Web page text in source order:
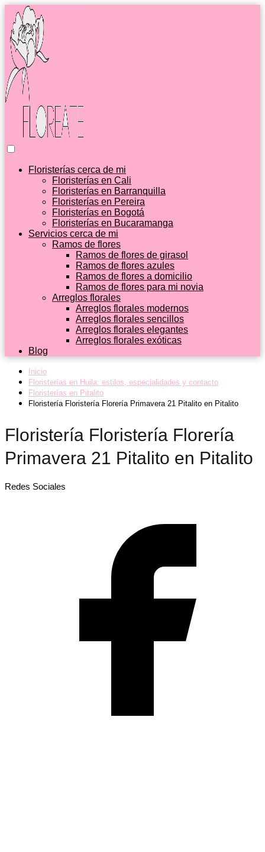
Floristerías cerca de mi
Floristerías en Cali
Floristerías en Barranquilla
Floristerías en Pereira
Floristerías en Bogotá
Floristerías en Bucaramanga
Servicios cerca de mi
Ramos de flores
Ramos de flores de girasol
Ramos de flores azules
Ramos de flores a domicilio
Ramos de flores para mi novia
Arreglos florales
Arreglos florales modernos
Arreglos florales sencillos
Arreglos florales elegantes
Arreglos florales exóticas
Blog
Inicio
Floristerías en Huila: estilos, especialidades y contacto
Floristerías en Pitalito
Floristería Floristería Florería Primavera 21 Pitalito en Pitalito
Floristería Floristería Florería
Primavera 21 Pitalito en Pitalito
Redes Sociales